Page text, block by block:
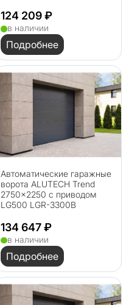
124 209 ₽
в наличии
Подробнее
Автоматические гаражные
ворота ALUTECH Trend
2750×2250 с приводом
LG500 LGR-3300B
134 647 ₽
в наличии
Подробнее